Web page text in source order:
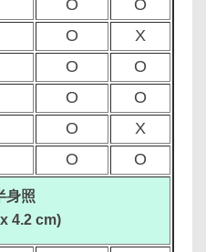
O O
O X
O O
O O
O X
O O
身照
4.2 cm)